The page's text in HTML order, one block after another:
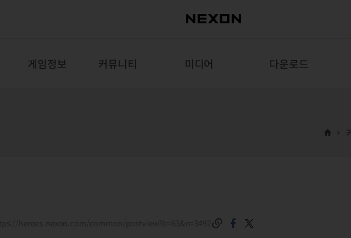
게임정보 커뮤니티 미디어 다운로드